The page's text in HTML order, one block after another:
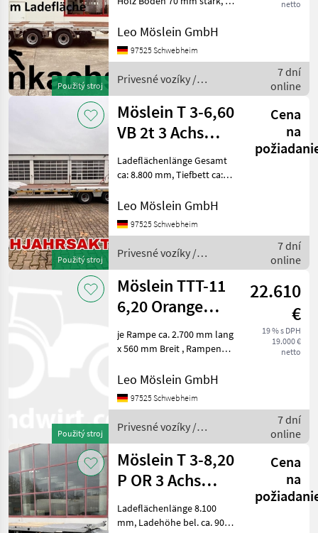
Použitý stroj
netto
Rungentaschen, 2 x
760 mm breit, Kletterleiste
Leo Möslein GmbH
97525 Schwebheim
Privesné vozíky /
Möslein
7 dní
online
Použitý stroj
Möslein T 3-6,60
VB 2t 3 Achs
Tieflader,
Luftgefedert
Cena
na
Ladeflächenlänge Gesamt
ca: 8.800 mm, Tiefbett ca:
bel. ca. 890 mm , 24 x
Rungentaschen im
Leo Möslein GmbH
97525 Schwebheim
Privesné vozíky /
Möslein
7 dní
online
Použitý stroj
Möslein TTT-11
6,20 Orange
Neuer
Tandemtieflader
22.610
€
19 % s DPH
19.000 €
netto
je Rampe ca. 2.700 mm lang
x 560 mm Breit , Rampen
840 mm, 12 Zurrösen je 2, 5
Bordwände, klappbar und
Leo Möslein GmbH
97525 Schwebheim
Privesné vozíky /
Möslein
7 dní
online
Möslein T 3-8,20
P OR 3 Achs
Tieflader
gerader
Cena
na
Ladeflächenlänge 8.100
mm, Ladehöhe bel. ca. 900